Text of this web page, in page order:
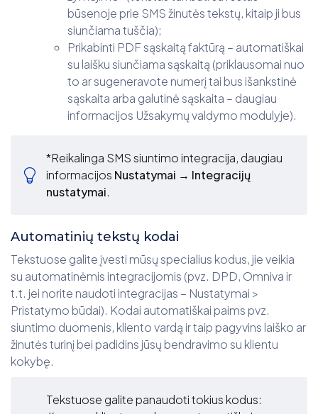
būsenoje prie SMS žinutės tekstų, kitaip ji bus
siunčiama tuščia);
Prikabinti PDF sąskaitą faktūrą – automatiškai
su laišku siunčiama sąskaitą (priklausomai nuo
to ar sugeneravote numerį tai bus išankstinė
sąskaita arba galutinė sąskaita – daugiau
informacijos Užsakymų valdymo modulyje).
*Reikalinga SMS siuntimo integracija, daugiau
informacijos Nustatymai → Integracijų
nustatymai.
Automatinių tekstų kodai
Tekstuose galite įvesti mūsų specialius kodus, jie veikia
su automatinėmis integracijomis (pvz. DPD, Omniva ir
t.t. jei norite naudoti integracijas – Nustatymai >
Pristatymo būdai). Kodai automatiškai paims pvz.
siuntimo duomenis, kliento vardą ir taip pagyvins laiško ar
žinutės turinį bei padidins jūsų bendravimo su klientu
kokybę.
Tekstuose galite panaudoti tokius kodus: